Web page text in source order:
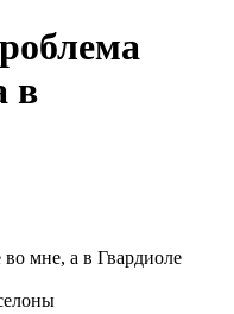
в